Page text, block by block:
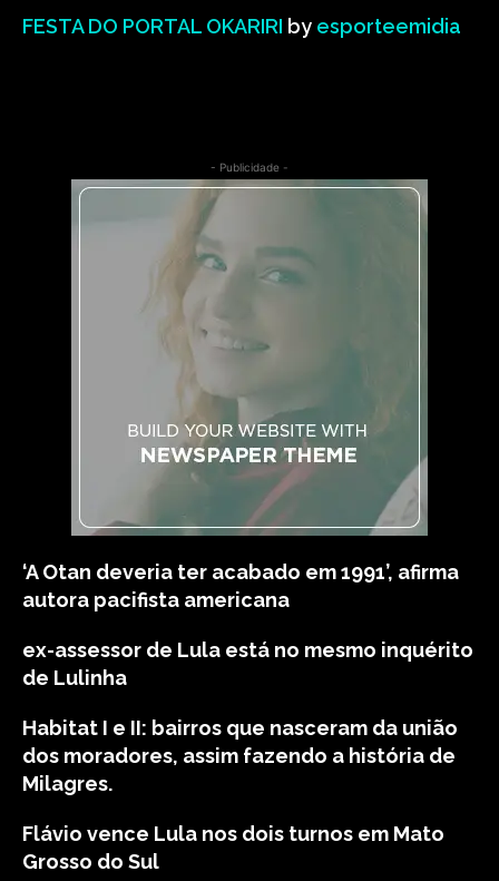
FESTA DO PORTAL OKARIRI by esporteemidia
- Publicidade -
‘A Otan deveria ter acabado em 1991’, afirma
autora pacifista americana
ex-assessor de Lula está no mesmo inquérito
de Lulinha
Habitat I e II: bairros que nasceram da união
dos moradores, assim fazendo a história de
Milagres.
Flávio vence Lula nos dois turnos em Mato
Grosso do Sul